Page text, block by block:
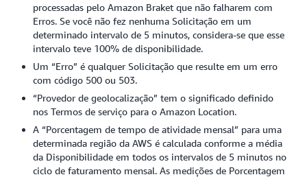
processadas pelo Amazon Braket que não falharem com
Erros. Se você não fez nenhuma Solicitação em um
determinado intervalo de 5 minutos, considera-se que esse
intervalo teve 100% de disponibilidade.
Um “Erro” é qualquer Solicitação que resulte em um erro
com código 500 ou 503.
“Provedor de geolocalização” tem o significado definido
nos Termos de serviço para o Amazon Location.
A “Porcentagem de tempo de atividade mensal” para uma
determinada região da AWS é calculada conforme a média
da Disponibilidade em todos os intervalos de 5 minutos no
ciclo de faturamento mensal. As medições de Porcentagem